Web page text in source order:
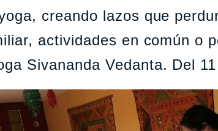
creando lazos que
actividades en común o
Sivananda Vedanta. Del